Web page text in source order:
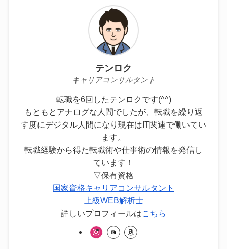
テンロク
キャリアコンサルタント
転職を6回したテンロクです(^^)
もともとアナログな人間でしたが、転職を繰り返
す度にデジタル人間になり現在はIT関連で働いてい
ます。
転職経験から得た転職術や仕事術の情報を発信し
ています！
▽保有資格
国家資格キャリアコンサルタント
上級WEB解析士
詳しいプロフィールは こちら